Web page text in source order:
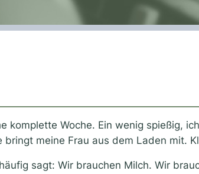
komplette Woche. Ein wenig spießig,
meine Frau aus dem Laden mit.
sagt: Wir brauchen Milch. Wir